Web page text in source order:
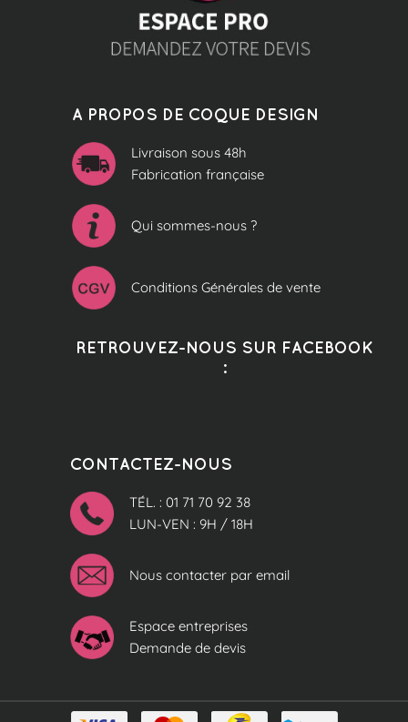
A PROPOS DE COQUE DESIGN
Livraison sous 48h
Fabrication française
Qui sommes-nous ?
Conditions Générales de vente
RETROUVEZ-NOUS SUR FACEBOOK
:
CONTACTEZ-NOUS
TÉL. : 01 71 70 92 38
LUN-VEN : 9H / 18H
Nous contacter par email
Espace entreprises
Demande de devis